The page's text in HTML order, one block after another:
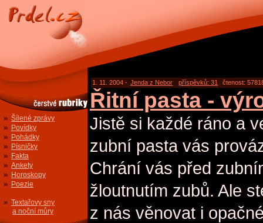
» Šílené zprávy
» Povídky
» Pohádky
» Písničky
» Fakta
» Ankety
» Horoskopy
» Poezie
» Textařovy sny
a noční můry
1. 11. 2004 - Jenda z Nebor příspěvků: 31 čtenost:
Řitní pasta -
Jistě si každé ráno a
zubní pasta vás
Chrání vás před
žloutnutím zubů. Ale
z nás věnovat i